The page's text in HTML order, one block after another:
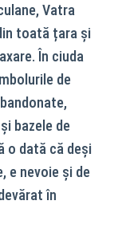
Vatra
toată țara și
În ciuda
de
bazele de
o dată că deși
e nevoie și de
în